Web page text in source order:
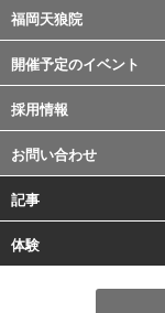
福岡天狼院
開催予定のイベント
採用情報
お問い合わせ
記事
体験